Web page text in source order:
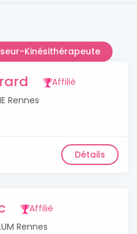
Kinésithérapeute
Affilié
Rennes
Détails
Affilié
Rennes